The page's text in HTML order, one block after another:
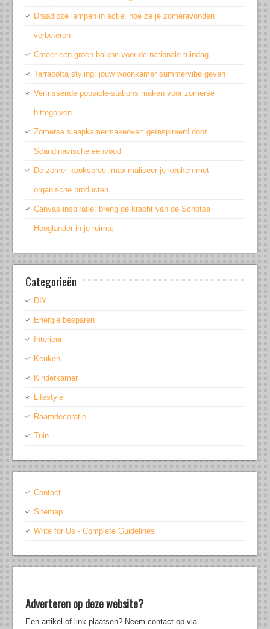
Draadloze lampen in actie: hoe ze je zomeravonden
verbeteren
Creëer een groen balkon voor de nationale tuindag
Terracotta styling: jouw woonkamer summervibe geven
Verfrissende popsicle-stations maken voor zomerse
hittegolven
Zomerse slaapkamermakeover: geïnspireerd door
Scandinavische eenvoud
De zomer kookspree: maximaliseer je keuken met
organische producten
Canvas inspiratie: breng de kracht van de Schotse
Hooglander in je ruimte
Categorieën
DIY
Energie besparen
Interieur
Keuken
Kinderkamer
Lifestyle
Raamdecoratie
Tuin
Contact
Sitemap
Write for Us - Complete Guidelines
Adverteren op deze website?
Een artikel of link plaatsen? Neem contact op via